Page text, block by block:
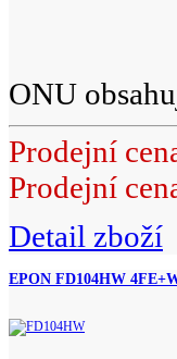
ONU
Prodejní
Prodejní
Detail zboží
EPON FD104HW